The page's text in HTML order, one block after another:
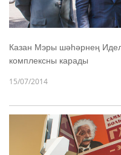
Казан Мэры шәһәрнең
комплексны карады
15/07/2014